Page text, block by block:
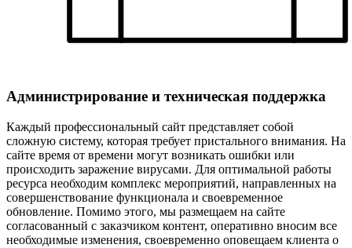
Администрирование и техническая поддержка
Каждый профессиональный сайт представляет собой
сложную систему, которая требует пристального внимания. На
сайте время от времени могут возникать ошибки или
происходить заражение вирусами. Для оптимальной работы
ресурса необходим комплекс мероприятий, направленных на
совершенствование функционала и своевременное
обновление. Помимо этого, мы размещаем на сайте
согласованный с заказчиком контент, оперативно вносим все
необходимые изменения, своевременно оповещаем клиента о